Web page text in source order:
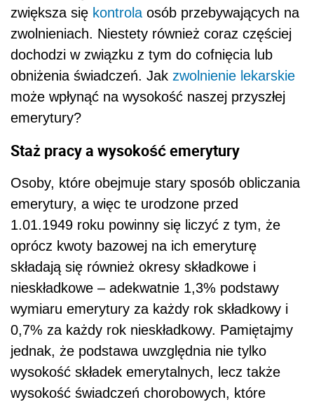
zwiększa się kontrola osób przebywających na
zwolnieniach. Niestety również coraz częściej
dochodzi w związku z tym do cofnięcia lub
obniżenia świadczeń. Jak zwolnienie lekarskie
może wpłynąć na wysokość naszej przyszłej
emerytury?
Staż pracy a wysokość emerytury
Osoby, które obejmuje stary sposób obliczania
emerytury, a więc te urodzone przed
1.01.1949 roku powinny się liczyć z tym, że
oprócz kwoty bazowej na ich emeryturę
składają się również okresy składkowe i
nieskładkowe – adekwatnie 1,3% podstawy
wymiaru emerytury za każdy rok składkowy i
0,7% za każdy rok nieskładkowy. Pamiętajmy
jednak, że podstawa uwzględnia nie tylko
wysokość składek emerytalnych, lecz także
wysokość świadczeń chorobowych, które